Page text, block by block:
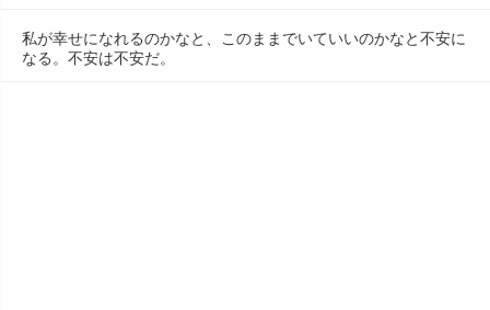
私が幸せになれるのかなと、このままでいていいのかなと不安に
なる。不安は不安だ。